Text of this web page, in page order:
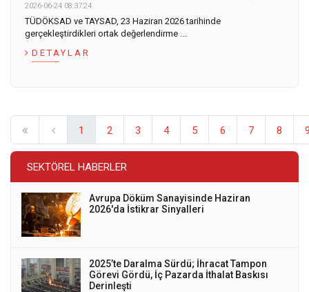
2026-06-24 08:37:24
TÜDÖKSAD ve TAYSAD, 23 Haziran 2026 tarihinde
gerçekleştirdikleri ortak değerlendirme ...
DETAYLAR
1 2 3 4 5 6 7 8
SEKTÖREL HABERLER
Avrupa Döküm Sanayisinde Haziran
2026'da İstikrar Sinyalleri
2025’te Daralma Sürdü; İhracat Tampon
Görevi Gördü, İç Pazarda İthalat Baskısı
Derinleşti